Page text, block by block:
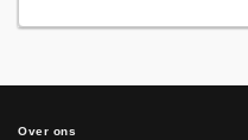
Over ons